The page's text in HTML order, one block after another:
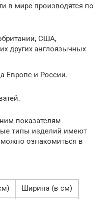
в мире производятся по
США,
других англоязычных
Европе и России.
показателям
типы изделий имеют
ознакомиться в
Ширина (в см)